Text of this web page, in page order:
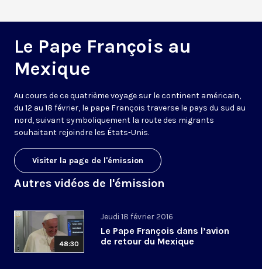
Le Pape François au
Mexique
Au cours de ce quatrième voyage sur le continent américain,
du 12 au 18 février, le pape François traverse le pays du sud au
nord, suivant symboliquement la route des migrants
souhaitant rejoindre les États-Unis.
Visiter la page de l'émission
Autres vidéos de l'émission
48:30
Jeudi 18 février 2016
Le Pape François dans l’avion
de retour du Mexique